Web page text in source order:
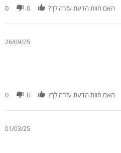
האם חוות הדעת עזרה לך? 0
0
26/09/25
האם חוות הדעת עזרה לך? 0
0
01/03/25